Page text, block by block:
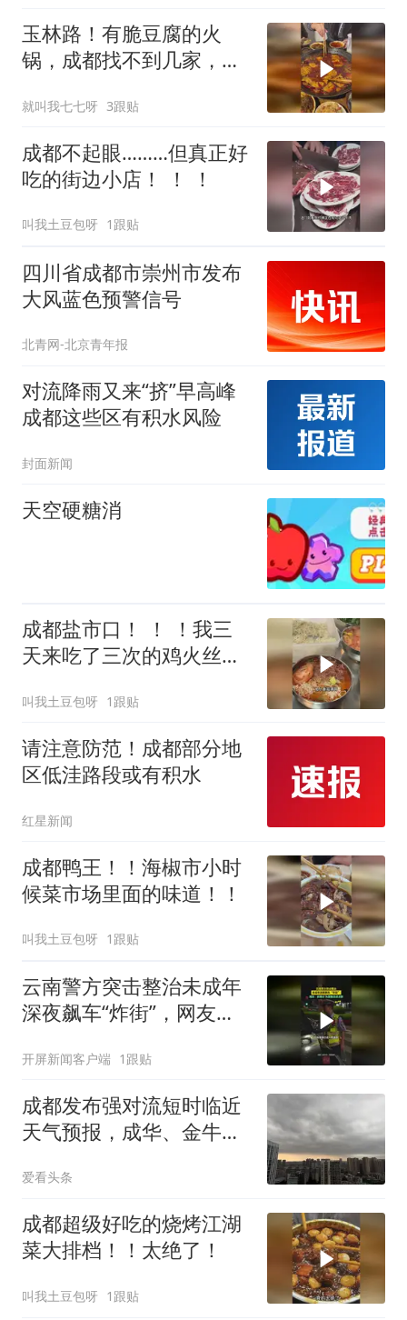
玉林路！有脆豆腐的火
锅，成都找不到几家，真
就叫我七七呀 3跟贴
成都不起眼………但真正好
吃的街边小店！ ！ ！
叫我土豆包呀 1跟贴
四川省成都市崇州市发布
大风蓝色预警信号
北青网-北京青年报
对流降雨又来“挤”早高峰
成都这些区有积水风险
封面新闻
天空硬糖消
成都盐市口！ ！ ！我三
天来吃了三次的鸡火丝真
叫我土豆包呀 1跟贴
请注意防范！成都部分地
区低洼路段或有积水
红星新闻
成都鸭王！！海椒市小时
候菜市场里面的味道！！
叫我土豆包呀 1跟贴
云南警方突击整治未成年
深夜飙车“炸街”，网友：
#整治炸街
开屏新闻客户端 1跟贴
成都发布强对流短时临近
天气预报，成华、金牛、
色预警
爱看头条
成都超级好吃的烧烤江湖
菜大排档！！太绝了！
叫我土豆包呀 1跟贴